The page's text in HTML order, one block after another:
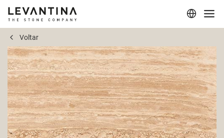
Corporativo
Materiais
Projetos
Aplicações
Profissionais
Voltar